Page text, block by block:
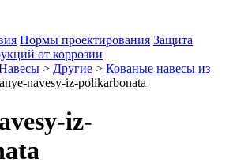
Нормы проектирования Защита
от коррозии
> Другие > Кованые навесы из
navesy-iz-polikarbonata
iz-